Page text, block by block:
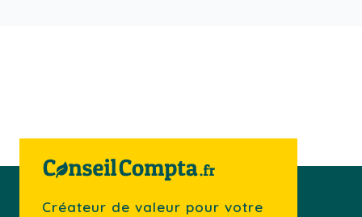
Créateur de valeur pour votre